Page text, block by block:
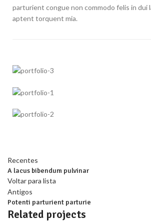
parturient congue non commodo felis in dui
aptent torquent mia.
Recentes
A lacus bibendum pulvinar
Voltar para lista
Antigos
Potenti parturient parturie
Related projects